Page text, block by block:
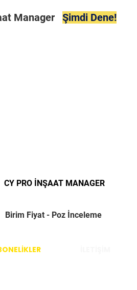
Manager Şimdi Dene!
CY PRO İNŞAAT MANAGER
Birim Fiyat - Poz İnceleme